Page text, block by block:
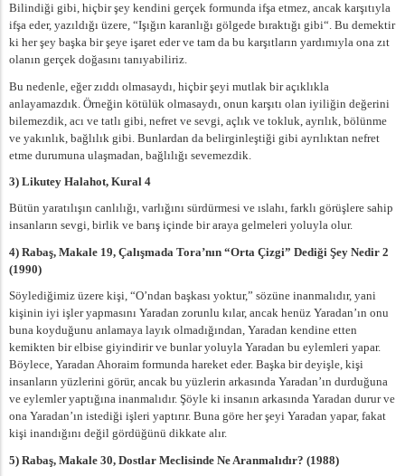
Bilindiği gibi, hiçbir şey kendini gerçek formunda ifşa etmez, ancak karşıtıyla
ifşa eder, yazıldığı üzere, “Işığın karanlığı gölgede bıraktığı gibi“. Bu demektir
ki her şey başka bir şeye işaret eder ve tam da bu karşıtların yardımıyla ona zıt
olanın gerçek doğasını tanıyabiliriz.
Bu nedenle, eğer zıddı olmasaydı, hiçbir şeyi mutlak bir açıklıkla
anlayamazdık. Örneğin kötülük olmasaydı, onun karşıtı olan iyiliğin değerini
bilemezdik, acı ve tatlı gibi, nefret ve sevgi, açlık ve tokluk, ayrılık, bölünme
ve yakınlık, bağlılık gibi. Bunlardan da belirginleştiği gibi ayrılıktan nefret
etme durumuna ulaşmadan, bağlılığı sevemezdik.
3) Likutey Halahot, Kural 4
Bütün yaratılışın canlılığı, varlığını sürdürmesi ve ıslahı, farklı görüşlere sahip
insanların sevgi, birlik ve barış içinde bir araya gelmeleri yoluyla olur.
4) Rabaş, Makale 19, Çalışmada Tora’nın “Orta Çizgi” Dediği Şey Nedir 2
(1990)
Söylediğimiz üzere kişi, “O’ndan başkası yoktur,” sözüne inanmalıdır, yani
kişinin iyi işler yapmasını Yaradan zorunlu kılar, ancak henüz Yaradan’ın onu
buna koyduğunu anlamaya layık olmadığından, Yaradan kendine etten
kemikten bir elbise giyindirir ve bunlar yoluyla Yaradan bu eylemleri yapar.
Böylece, Yaradan Ahoraim formunda hareket eder. Başka bir deyişle, kişi
insanların yüzlerini görür, ancak bu yüzlerin arkasında Yaradan’ın durduğuna
ve eylemler yaptığına inanmalıdır. Şöyle ki insanın arkasında Yaradan durur ve
ona Yaradan’ın istediği işleri yaptırır. Buna göre her şeyi Yaradan yapar, fakat
kişi inandığını değil gördüğünü dikkate alır.
5) Rabaş, Makale 30, Dostlar Meclisinde Ne Aranmalıdır? (1988)